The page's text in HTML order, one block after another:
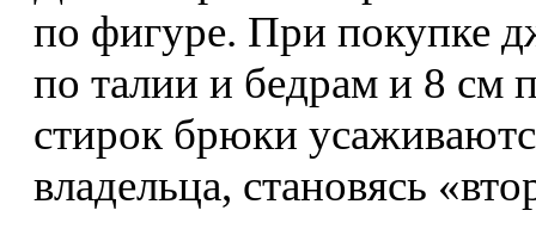
по фигуре. При покупке
по талии и бедрам и 8 см
стирок брюки
владельца, становясь